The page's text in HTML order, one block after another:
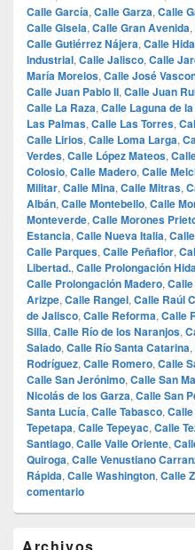
Calle García, Calle Garza, Calle
Calle Gisela, Calle Gran Avenida,
Calle Gutiérrez Nájera, Calle
Industrial, Calle Jalisco, Calle
María Morelos, Calle José
Calle Juan Pablo II, Calle Juan
Calle La Raza, Calle Laguna de
Las Palmas, Calle Las Torres,
Calle Lirios, Calle Loma Larga,
Verdes, Calle López Mateos,
Colosio, Calle Madero, Calle
Militar, Calle Mina, Calle Mitras,
Albán, Calle Montebello, Calle
Monteverde, Calle Morones
Estancia, Calle Nueva Italia,
Calle Parques, Calle Peñaflor,
Libertad., Calle Prolongación
Calle Prolongación Madero,
Arizpe, Calle Rangel, Calle Raúl
de Jalisco, Calle Reforma, Calle
Silla, Calle Río de los Naranjos,
Salado, Calle Río Santa Catarina,
Rodríguez, Calle Romero, Calle
Calle San Jerónimo, Calle San
Nicolás de los Garza, Calle San
Santa Lucía, Calle Tabasco,
Tepetapa, Calle Tepeyac, Calle
Santiago, Calle Valle Oriente,
Quiroga, Calle Venustiano
Rápida, Calle Washington, Calle
comentario